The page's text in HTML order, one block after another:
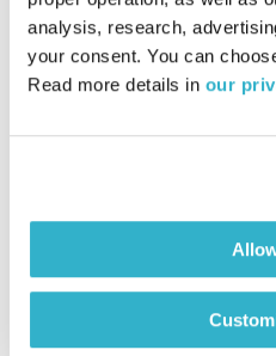
analysis, research,
your consent. You can
Read more details in our